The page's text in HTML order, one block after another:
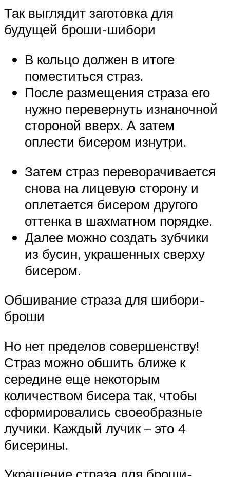
Так выглядит заготовка для
будущей броши-шибори
В кольцо должен в итоге
поместиться страз.
После размещения страза его
нужно перевернуть изнаночной
стороной вверх. А затем
оплести бисером изнутри.
Затем страз переворачивается
снова на лицевую сторону и
оплетается бисером другого
оттенка в шахматном порядке.
Далее можно создать зубчики
из бусин, украшенных сверху
бисером.
Обшивание страза для шибори-
броши
Но нет пределов совершенству!
Страз можно обшить ближе к
середине еще некоторым
количеством бисера так, чтобы
сформировались своеобразные
лучики. Каждый лучик – это 4
бисерины.